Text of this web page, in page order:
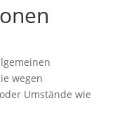
wegen
Umstände wie